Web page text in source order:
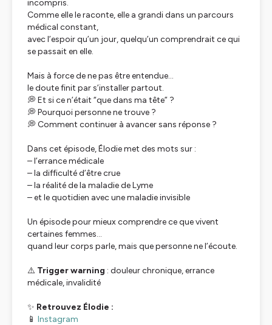
incompris.
Comme elle le raconte, elle a grandi dans un parcours
médical constant,
avec l’espoir qu’un jour, quelqu’un comprendrait ce qui
se passait en elle.
Mais à force de ne pas être entendue…
le doute finit par s’installer partout.
💭 Et si ce n’était “que dans ma tête” ?
💭 Pourquoi personne ne trouve ?
💭 Comment continuer à avancer sans réponse ?
Dans cet épisode, Élodie met des mots sur :
– l’errance médicale
– la difficulté d’être crue
– la réalité de la maladie de Lyme
– et le quotidien avec une maladie invisible
Un épisode pour mieux comprendre ce que vivent
certaines femmes…
quand leur corps parle, mais que personne ne l’écoute.
⚠️ Trigger warning : douleur chronique, errance
médicale, invalidité
✨ Retrouvez Élodie :
📱 Instagram